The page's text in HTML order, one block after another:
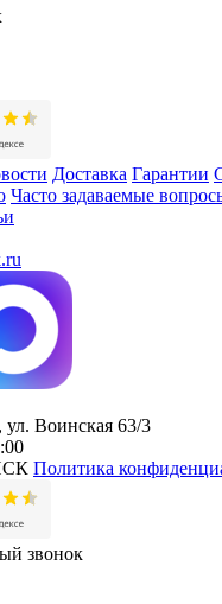
Доставка Гарантии
Часто задаваемые
ул. Воинская 63/3
Политика
звонок